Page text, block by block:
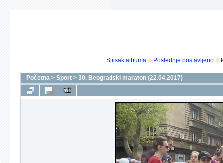
Spisak albuma Poslednje postavljeno
Početna > Sport > 30. Beogradski maraton (22.04.2017)